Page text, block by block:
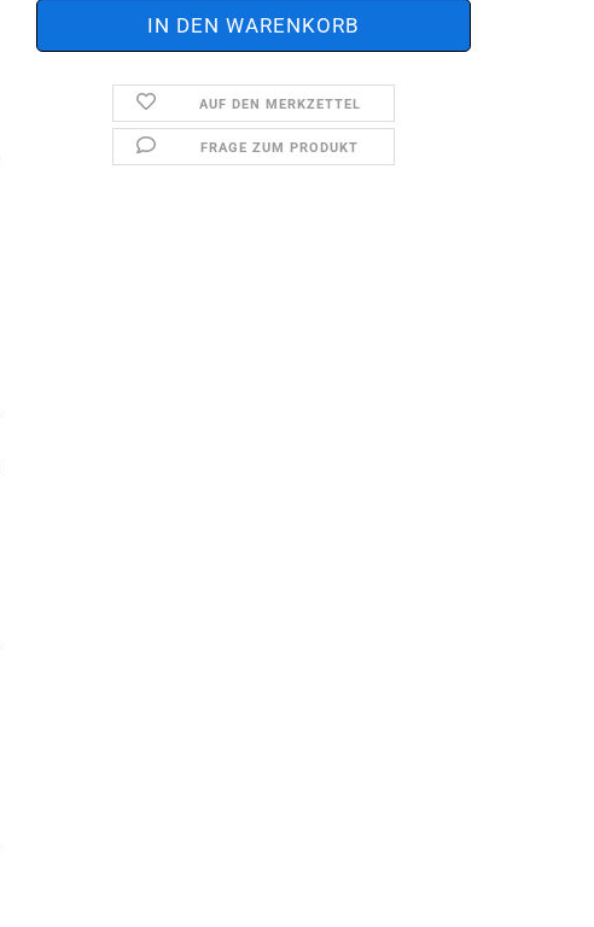
AUF DEN MERKZETTEL
FRAGE ZUM PRODUKT